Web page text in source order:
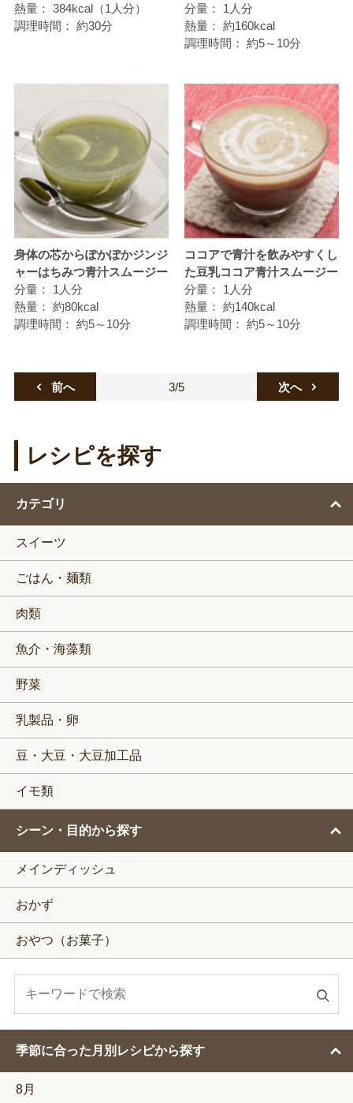
熱量： 384kcal（1人分）
調理時間： 約30分
分量：
1人分
熱量： 約160kcal
調理時間： 約5～10分
身体の芯からぽかぽかジンジ
ャーはちみつ青汁スムージー
分量：
1人分
熱量： 約80kcal
調理時間： 約5～10分
ココアで青汁を飲みやすくし
た豆乳ココア青汁スムージー
分量：
1人分
熱量： 約140kcal
調理時間： 約5～10分
3/5
前へ 次へ
レシピを探す
カテゴリ
スイーツ
ごはん・麺類
肉類
魚介・海藻類
野菜
乳製品・卵
豆・大豆・大豆加工品
イモ類
シーン・目的から探す
メインディッシュ
おかず
おやつ（お菓子）
索
季節に合った月別レシピから探す
8月